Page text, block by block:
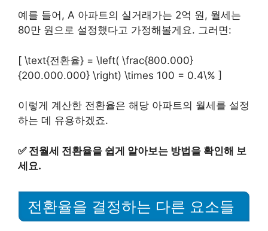
예를 들어, A 아파트의 실거래가는 2억 원, 월세는
80만 원으로 설정했다고 가정해볼게요. 그러면:
[ \text{전환율} = \left( \frac{800.000}
{200.000.000} \right) \times 100 = 0.4\% ]
이렇게 계산한 전환율은 해당 아파트의 월세를 설정
하는 데 유용하겠죠.
✅ 전월세 전환율을 쉽게 알아보는 방법을 확인해 보
세요.
전환율을 결정하는 다른 요소들